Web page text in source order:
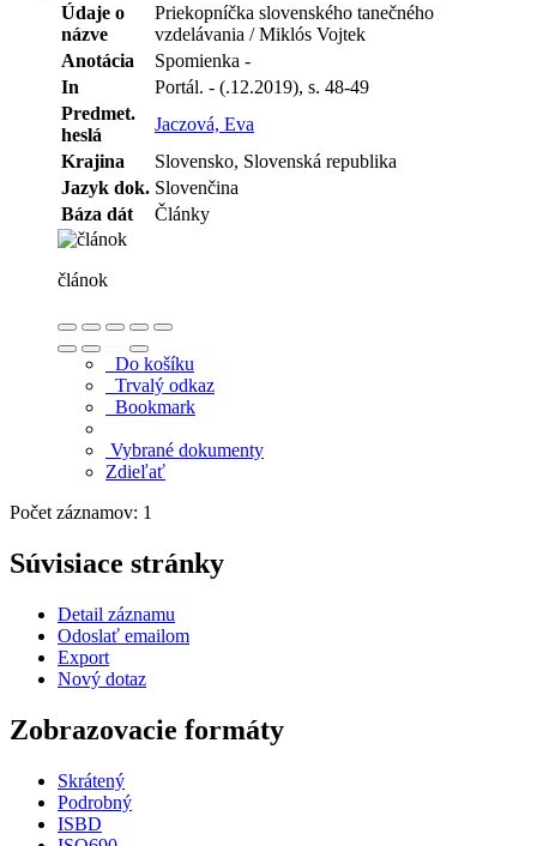
Údaje o
názve
Priekopníčka slovenského tanečného
vzdelávania / Miklós Vojtek
Anotácia
Spomienka -
In
Portál. - (.12.2019), s. 48-49
Predmet.
heslá
Jaczová, Eva
Krajina
Slovensko, Slovenská republika
Jazyk dok. Slovenčina
Báza dát
Články
článok
Do košíku
Trvalý odkaz
Bookmark
Vybrané dokumenty
Zdieľať
Počet záznamov: 1
Súvisiace stránky
Detail záznamu
Odoslať emailom
Export
Nový dotaz
Zobrazovacie formáty
Skrátený
Podrobný
ISBD